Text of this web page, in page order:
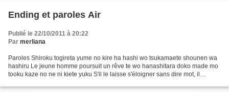
Ending et paroles Air
Publié le 22/10/2011 à 20:22
Par merliana
Paroles Shiroku togireta yume no kire ha hashi wo tsukamaete shounen wa
hashiru Le jeune homme poursuit un rêve te wo hanashitara doko made mo
tooku kaze no ne ni kiete yuku S'il le laisse s'éloigner sans dire mot, il